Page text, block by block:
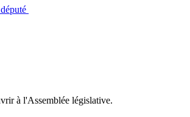
à l'Assemblée législative.